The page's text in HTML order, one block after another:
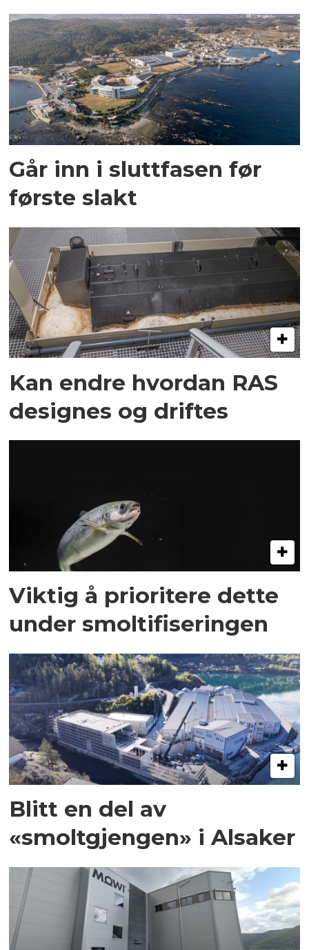
Går inn i sluttfasen før
første slakt
Kan endre hvordan RAS
designes og driftes
Viktig å prioritere dette
under smoltifiseringen
Blitt en del av
«smoltgjengen» i Alsaker